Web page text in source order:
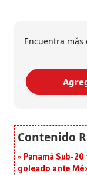
Encuentra
Panamá Sub-
goleado ante